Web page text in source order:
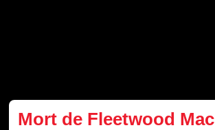
Mort de Fleetwood Mac